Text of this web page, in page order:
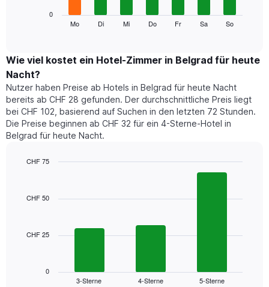
Monate
hat
1
Y-
Achse,
die
den
durchschnittlichen
Zimmerpreis
den
durchschnittlichen
Preis
eines
Zimmers
für
den
jeweiligen
Das
die
Mo Di Mi Do Fr Sa So
0
Wie viel kostet ein Hotel-Zimmer in Belgrad für heute
Nacht?
Nutzer haben Preise ab Hotels in Belgrad für heute Nacht
bereits ab CHF 28 gefunden. Der durchschnittliche Preis liegt
bei CHF 102, basierend auf Suchen in den letzten 72 Stunden.
Die Preise beginnen ab CHF 32 für ein 4-Sterne-Hotel in
Belgrad für heute Nacht.
with
Das
3-Sterne 4-Sterne 5-Sterne
0
CHF 25
CHF 50
CHF 75